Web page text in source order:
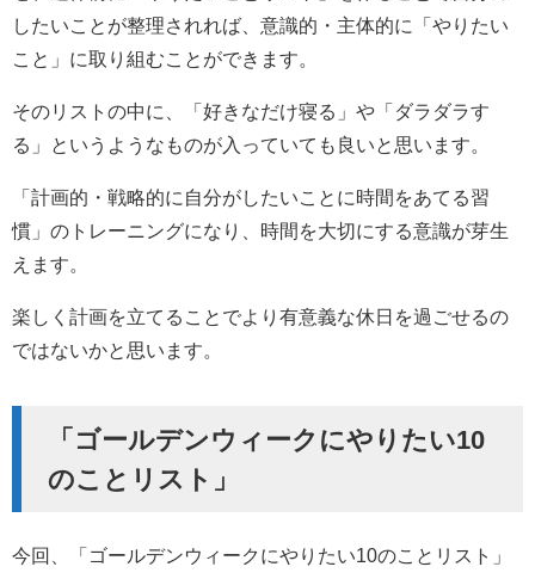
したいことが整理されれば、意識的・主体的に「やりたい
こと」に取り組むことができます。
そのリストの中に、「好きなだけ寝る」や「ダラダラす
る」というようなものが入っていても良いと思います。
「計画的・戦略的に自分がしたいことに時間をあてる習
慣」のトレーニングになり、時間を大切にする意識が芽生
えます。
楽しく計画を立てることでより有意義な休日を過ごせるの
ではないかと思います。
「ゴールデンウィークにやりたい10
のことリスト」
今回、「ゴールデンウィークにやりたい10のことリスト」